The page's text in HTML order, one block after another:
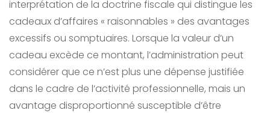
interprétation de la doctrine fiscale qui distingue les
cadeaux d’affaires « raisonnables » des avantages
excessifs ou somptuaires. Lorsque la valeur d’un
cadeau excède ce montant, l’administration peut
considérer que ce n’est plus une dépense justifiée
dans le cadre de l’activité professionnelle, mais un
avantage disproportionné susceptible d’être